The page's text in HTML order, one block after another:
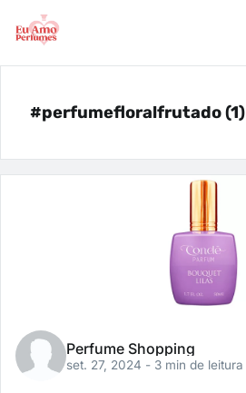
#perfumefloralfrutado (1)
Perfume Shopping
set. 27, 2024 - 3 min de leitura